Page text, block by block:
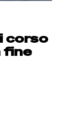
corso
fine